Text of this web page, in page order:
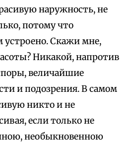
наружность, не
потому что
устроено. Скажи мне,
Никакой, напротив
величайшие
и подозрения. В самом
никто и не
если только не
необыкновенною